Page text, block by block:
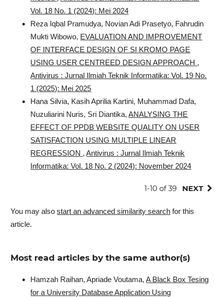
Vol. 18 No. 1 (2024): Mei 2024
Reza Iqbal Pramudya, Novian Adi Prasetyo, Fahrudin
Mukti Wibowo, EVALUATION AND IMPROVEMENT
OF INTERFACE DESIGN OF SI KROMO PAGE
USING USER CENTREED DESIGN APPROACH ,
Antivirus : Jurnal Ilmiah Teknik Informatika: Vol. 19 No.
1 (2025): Mei 2025
Hana Silvia, Kasih Aprilia Kartini, Muhammad Dafa,
Nuzuliarini Nuris, Sri Diantika,ANALYSING THE
EFFECT OF PPDB WEBSITE QUALITY ON USER
SATISFACTION USING MULTIPLE LINEAR
REGRESSION ,Antivirus : Jurnal Ilmiah Teknik
Informatika: Vol. 18 No. 2 (2024): November 2024
1-10 of 39 NEXT
You may alsostart an advanced similarity search for this
article.
Most read articles by the same author(s)
Hamzah Raihan, Apriade Voutama,A Black Box Tesing
for a University Database Application Using